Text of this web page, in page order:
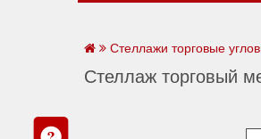
Стеллажи торговые
Стеллаж торговый